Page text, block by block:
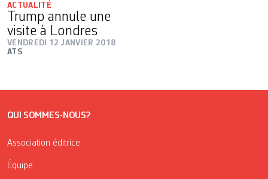
ACTUALITÉ
Trump annule une
visite à Londres
VENDREDI 12 JANVIER 2018
ATS
QUI SOMMES-NOUS?
Association éditrice
Équipe